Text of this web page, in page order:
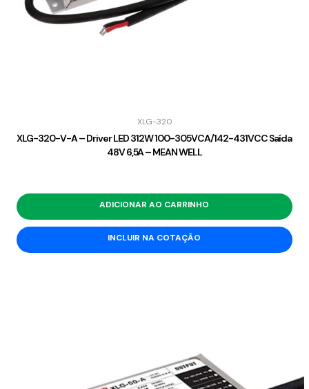
XLG-320
XLG-320-V-A – Driver LED 312W 100-305VCA/142-431VCC Saída
48V 6,5A – MEAN WELL
ADICIONAR AO CARRINHO
INCLUIR NA COTAÇÃO